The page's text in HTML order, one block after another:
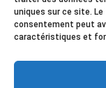
uniques sur ce site.
consentement peut
caractéristiques et
permet
parfums
la priorité
dans des